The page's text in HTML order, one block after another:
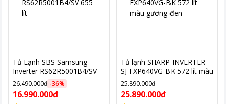
Tủ Lạnh SBS Samsung
Inverter RS62R5001B4/SV
655 lít
26.490.000đ -36%
16.990.000đ
Tủ lạnh SHARP INVERTER
SJ-FXP640VG-BK 572 lít màu
gương đen
25.890.000đ
25.890.000đ